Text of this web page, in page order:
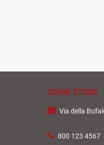
DRINK STORE
Via della
800 123 4567